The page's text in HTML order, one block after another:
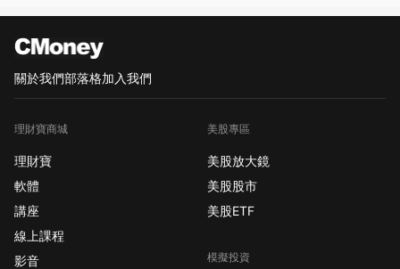
關於我們部落格加入我們
理財寶商城
理財寶
軟體
講座
線上課程
影音
美股專區
美股放大鏡
美股股市
美股ETF
模擬投資